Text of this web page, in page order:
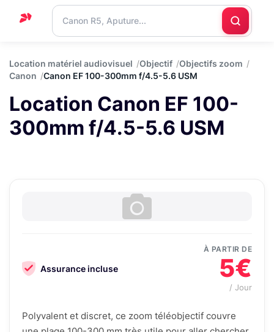
Support
Blog
Nous
contacter
Location matériel audiovisuel Objectif
Objectifs zoom
Canon
Canon EF 100-300mm f/4.5-5.6 USM
Location Canon EF 100-
300mm f/4.5-5.6 USM
Assurance incluse
À PARTIR DE
5€
/ Jour
Polyvalent et discret, ce zoom téléobjectif couvre